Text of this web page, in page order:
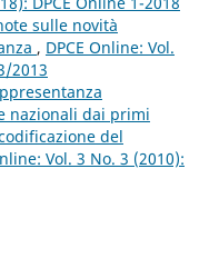
sulle novità
, DPCE Online: Vol.
2013
nazionali dai primi
del
Vol. 3 No. 3 (2010):